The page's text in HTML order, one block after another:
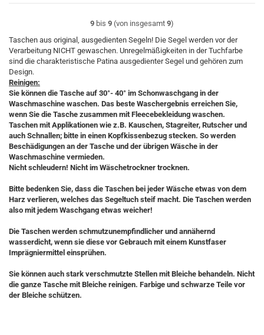
9 bis 9 (von insgesamt 9)
Taschen aus original, ausgedienten Segeln! Die Segel werden vor der
Verarbeitung NICHT gewaschen. Unregelmäßigkeiten in der Tuchfarbe
sind die charakteristische Patina ausgedienter Segel und gehören zum
Design.
Reinigen:
Sie können die Tasche auf 30°- 40° im Schonwaschgang in der
Waschmaschine waschen. Das beste Waschergebnis erreichen Sie,
wenn Sie die Tasche zusammen mit Fleecebekleidung waschen.
Taschen mit Applikationen wie z.B. Kauschen, Stagreiter, Rutscher und
auch Schnallen; bitte in einen Kopfkissenbezug stecken. So werden
Beschädigungen an der Tasche und der übrigen Wäsche in der
Waschmaschine vermieden.
Nicht schleudern! Nicht im Wäschetrockner trocknen.
Bitte bedenken Sie, dass die Taschen bei jeder Wäsche etwas von dem
Harz verlieren, welches das Segeltuch steif macht. Die Taschen werden
also mit jedem Waschgang etwas weicher!
Die Taschen werden schmutzunempfindlicher und annähernd
wasserdicht, wenn sie diese vor Gebrauch mit einem Kunstfaser
Imprägniermittel einsprühen.
Sie können auch stark verschmutzte Stellen mit Bleiche behandeln. Nicht
die ganze Tasche mit Bleiche reinigen. Farbige und schwarze Teile vor
der Bleiche schützen.